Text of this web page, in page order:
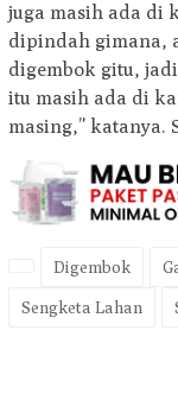
juga masih ada di
dipindah gimana,
digembok gitu,
itu masih ada di
masing,” katanya.
Digembok
Sengketa Lahan